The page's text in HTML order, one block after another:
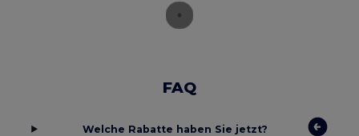
FAQ
Welche Rabatte haben Sie jetzt?